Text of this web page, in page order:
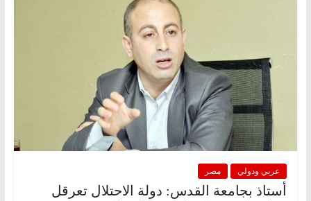
عربي ودولي مصر
أستاذ بجامعة القدس: دولة الاحتلال تعرقل